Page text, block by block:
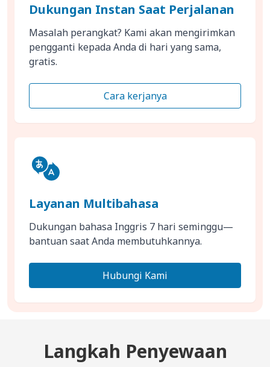
Dukungan Instan Saat Perjalanan
Masalah perangkat? Kami akan mengirimkan
pengganti kepada Anda di hari yang sama,
gratis.
Cara kerjanya
Layanan Multibahasa
Dukungan bahasa Inggris 7 hari seminggu—
bantuan saat Anda membutuhkannya.
Hubungi Kami
Langkah Penyewaan